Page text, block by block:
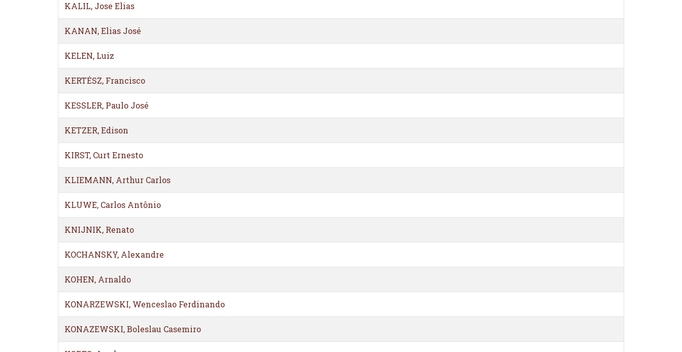
KALIL, Jose Elias
KANAN, Elias José
KELEN, Luiz
KERTÉSZ, Francisco
KESSLER, Paulo José
KETZER, Edison
KIRST, Curt Ernesto
KLIEMANN, Arthur Carlos
KLUWE, Carlos Antônio
KNIJNIK, Renato
KOCHANSKY, Alexandre
KOHEN, Arnaldo
KONARZEWSKI, Wenceslao Ferdinando
KONAZEWSKI, Boleslau Casemiro